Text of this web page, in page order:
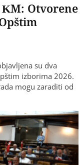
Otvorene
su dva
izborima 2026.
mogu zaraditi od